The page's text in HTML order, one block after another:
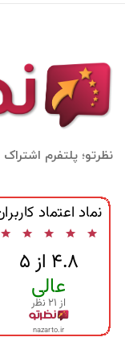
نظرتو؛ پلتفرم اشتراک